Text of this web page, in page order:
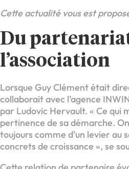
Cette actualité vous est
Du
l’association
Lorsque Guy Clément était
collaborait avec l’agence
par Ludovic Hervault. « Ce qui
pertinence de sa démarche.
toujours comme d’un levier au
concrets de croissance », se